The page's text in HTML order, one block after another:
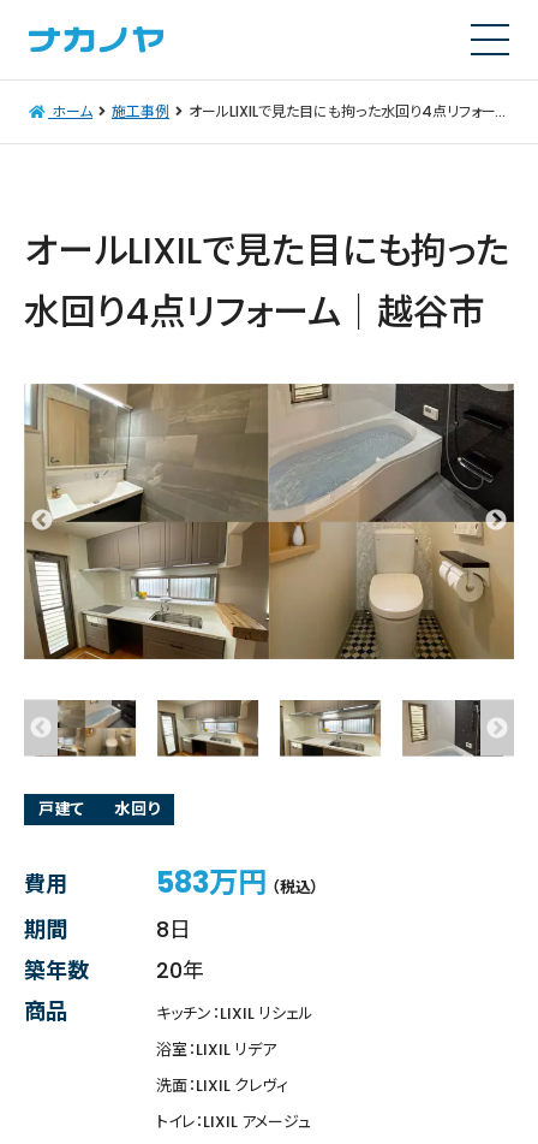
ホーム 施工事例 オールLIXILで見た目にも拘った水回り4点リフォーム｜越谷市
オールLIXILで見た目にも拘った
水回り4点リフォーム｜越谷市
戸建て 水回り
費用 583万円 （税込）
期間
8日
築年数
20年
商品
キッチン：LIXIL リシェル
浴室：LIXIL リデア
洗面：LIXIL クレヴィ
トイレ：LIXIL アメージュ